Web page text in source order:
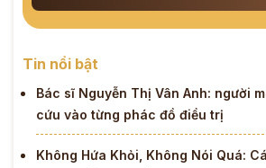
Tin nổi bật
Bác sĩ Nguyễn Thị Vân Anh: người
cứu vào từng phác đồ điều trị
Không Hứa Khỏi, Không Nói Quá: